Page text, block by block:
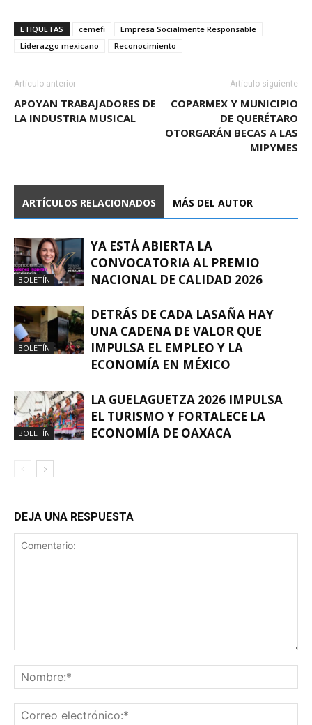
ETIQUETAS cemefi
Empresa Socialmente Responsable
Liderazgo mexicano
Reconocimiento
Artículo anterior
APOYAN TRABAJADORES DE
LA INDUSTRIA MUSICAL
Artículo siguiente
COPARMEX Y MUNICIPIO
DE QUERÉTARO
OTORGARÁN BECAS A LAS
MIPYMES
ARTÍCULOS RELACIONADOS MÁS DEL AUTOR
BOLETÍN
YA ESTÁ ABIERTA LA
CONVOCATORIA AL PREMIO
NACIONAL DE CALIDAD 2026
BOLETÍN
DETRÁS DE CADA LASAÑA HAY
UNA CADENA DE VALOR QUE
IMPULSA EL EMPLEO Y LA
ECONOMÍA EN MÉXICO
BOLETÍN
LA GUELAGUETZA 2026 IMPULSA
EL TURISMO Y FORTALECE LA
ECONOMÍA DE OAXACA
DEJA UNA RESPUESTA